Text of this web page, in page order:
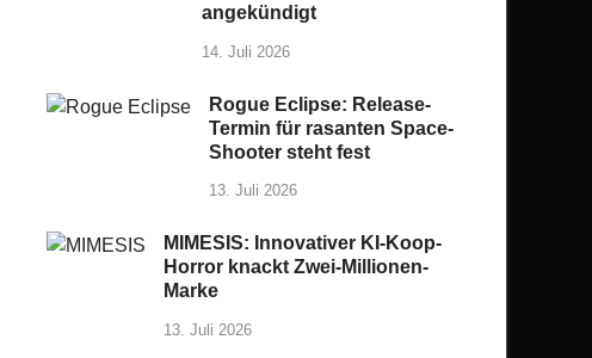
angekündigt
14. Juli 2026
Rogue Eclipse: Release-
Termin für rasanten Space-
Shooter steht fest
13. Juli 2026
MIMESIS: Innovativer KI-Koop-
Horror knackt Zwei-Millionen-
Marke
13. Juli 2026